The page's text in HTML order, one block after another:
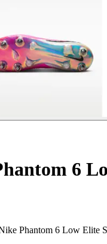
6
Phantom 6 Low Elite